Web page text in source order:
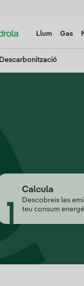
Llum Gas
Descarbonització
Calcula
Descobreix les
teu consum